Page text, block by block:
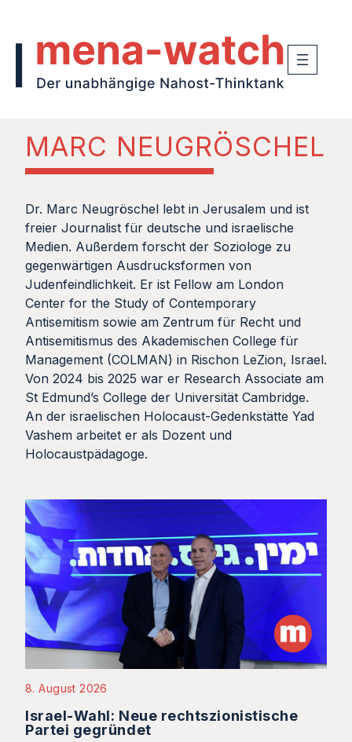
MARC NEUGRÖSCHEL
Dr. Marc Neugröschel lebt in Jerusalem und ist
freier Journalist für deutsche und israelische
Medien. Außerdem forscht der Soziologe zu
gegenwärtigen Ausdrucksformen von
Judenfeindlichkeit. Er ist Fellow am London
Center for the Study of Contemporary
Antisemitism sowie am Zentrum für Recht und
Antisemitismus des Akademischen College für
Management (COLMAN) in Rischon LeZion, Israel.
Von 2024 bis 2025 war er Research Associate am
St Edmund’s College der Universität Cambridge.
An der israelischen Holocaust-Gedenkstätte Yad
Vashem arbeitet er als Dozent und
Holocaustpädagoge.
8. August 2026
Israel-Wahl: Neue rechtszionistische
Partei gegründet